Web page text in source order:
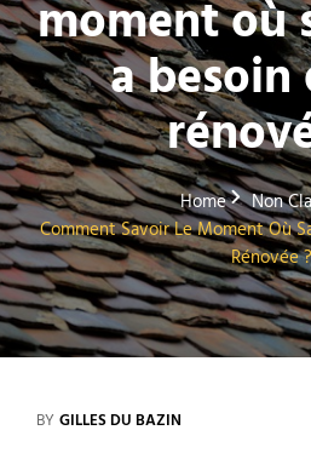
moment où
a besoin
Home
Non
Comment Savoir Le Moment Où
Rénovée ?
BY GILLES DU BAZIN